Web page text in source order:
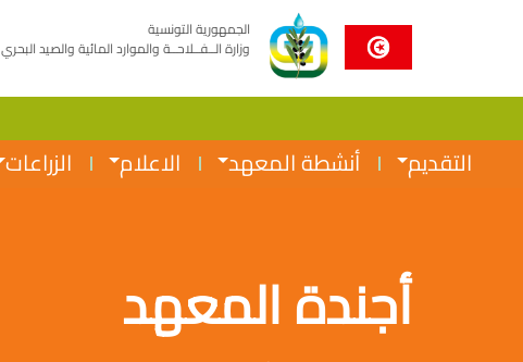
الجمهورية التونسية
وزارة الــفــلاحــة والموارد المائية والصيد البحري
التقديم أنشطة المعهد الاعلام الزراعات
أجندة المعهد